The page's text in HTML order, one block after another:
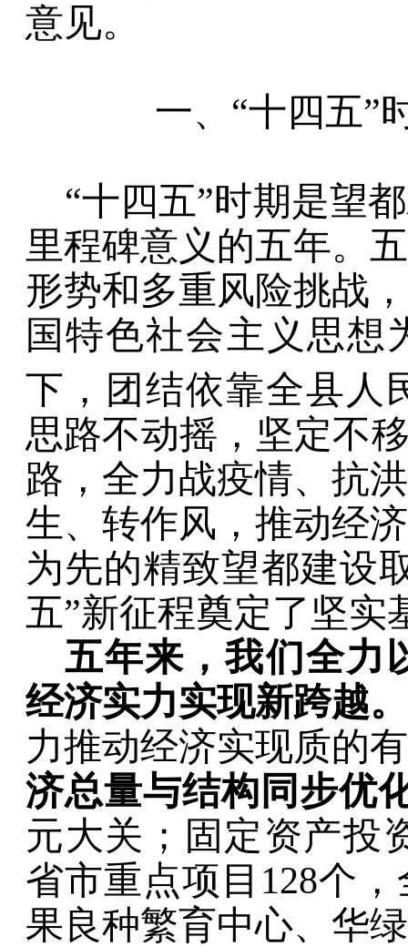
意见。
一、 “十四五”
“十四五”时期是望
里程碑意义的五年。
形势和多重风险挑战
国特色社会主义思想
下，团结依靠全县人
思路不动摇，坚定不
路，全力战疫情、抗
生、转作风，推动经
为先的精致望都建设
五”新征程奠定了坚实
五年来，我们全力
经济实力实现新跨越。
力推动经济实现质的
济总量与结构同步优
元大关 ； 固定资产投
省市重点项目 128个，
果良种繁育中心、 华